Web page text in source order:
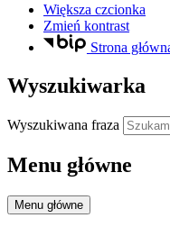
Większa czcionka
Zmień kontrast
Strona
Wyszukiwarka
Wyszukiwana fraza
Menu główne
Menu główne